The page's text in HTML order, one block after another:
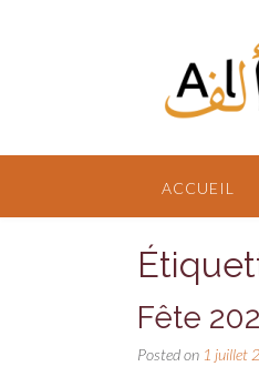
ACCUEIL
Fête
Posted on 1 juillet